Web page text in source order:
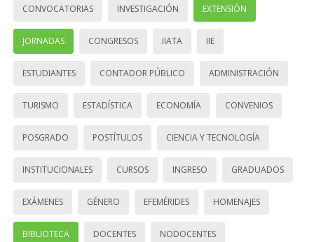
CONVOCATORIAS INVESTIGACIÓN EXTENSIÓN
JORNADAS CONGRESOS IIATA IIE
ESTUDIANTES CONTADOR PÚBLICO ADMINISTRACIÓN
TURISMO ESTADÍSTICA ECONOMÍA CONVENIOS
POSGRADO POSTÍTULOS CIENCIA Y TECNOLOGÍA
INSTITUCIONALES CURSOS INGRESO GRADUADOS
EXÁMENES GÉNERO EFEMÉRIDES HOMENAJES
BIBLIOTECA DOCENTES NODOCENTES